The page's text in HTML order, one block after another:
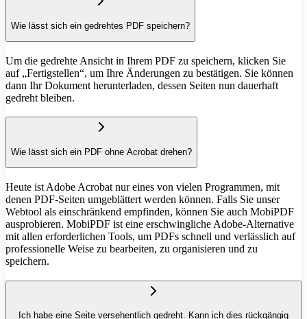
Wie lässt sich ein gedrehtes PDF speichern?
Um die gedrehte Ansicht in Ihrem PDF zu speichern, klicken Sie
auf „Fertigstellen“, um Ihre Änderungen zu bestätigen. Sie können
dann Ihr Dokument herunterladen, dessen Seiten nun dauerhaft
gedreht bleiben.
Wie lässt sich ein PDF ohne Acrobat drehen?
Heute ist Adobe Acrobat nur eines von vielen Programmen, mit
denen PDF-Seiten umgeblättert werden können. Falls Sie unser
Webtool als einschränkend empfinden, können Sie auch MobiPDF
ausprobieren. MobiPDF ist eine erschwingliche Adobe-Alternative
mit allen erforderlichen Tools, um PDFs schnell und verlässlich auf
professionelle Weise zu bearbeiten, zu organisieren und zu
speichern.
Ich habe eine Seite versehentlich gedreht. Kann ich dies rückgängig